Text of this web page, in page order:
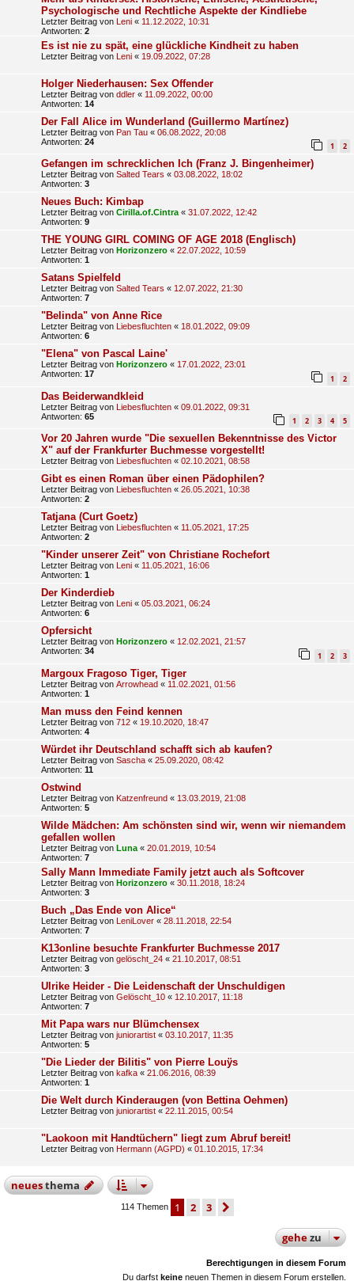
Psychologische und Rechtliche Aspekte der Kindliebe
Letzter Beitrag von Leni « 11.12.2022, 10:31
Antworten: 2
Es ist nie zu spät, eine glückliche Kindheit zu haben
Letzter Beitrag von Leni « 19.09.2022, 07:28
Holger Niederhausen: Sex Offender
Letzter Beitrag von ddler « 11.09.2022, 00:00
Antworten: 14
Der Fall Alice im Wunderland (Guillermo Martínez)
Letzter Beitrag von Pan Tau « 06.08.2022, 20:08
Antworten: 24 1 2
Gefangen im schrecklichen Ich (Franz J. Bingenheimer)
Letzter Beitrag von Salted Tears « 03.08.2022, 18:02
Antworten: 3
Neues Buch: Kimbap
Letzter Beitrag von Cirilla.of.Cintra « 31.07.2022, 12:42
Antworten: 9
THE YOUNG GIRL COMING OF AGE 2018 (Englisch)
Letzter Beitrag von Horizonzero « 22.07.2022, 10:59
Antworten: 1
Satans Spielfeld
Letzter Beitrag von Salted Tears « 12.07.2022, 21:30
Antworten: 7
"Belinda" von Anne Rice
Letzter Beitrag von Liebesfluchten « 18.01.2022, 09:09
Antworten: 6
"Elena" von Pascal Laine'
Letzter Beitrag von Horizonzero « 17.01.2022, 23:01
Antworten: 17 1 2
Das Beiderwandkleid
Letzter Beitrag von Liebesfluchten « 09.01.2022, 09:31
Antworten: 65 1 2 3 4 5
Vor 20 Jahren wurde "Die sexuellen Bekenntnisse des Victor
X" auf der Frankfurter Buchmesse vorgestellt!
Letzter Beitrag von Liebesfluchten « 02.10.2021, 08:58
Gibt es einen Roman über einen Pädophilen?
Letzter Beitrag von Liebesfluchten « 26.05.2021, 10:38
Antworten: 2
Tatjana (Curt Goetz)
Letzter Beitrag von Liebesfluchten « 11.05.2021, 17:25
Antworten: 2
"Kinder unserer Zeit" von Christiane Rochefort
Letzter Beitrag von Leni « 11.05.2021, 16:06
Antworten: 1
Der Kinderdieb
Letzter Beitrag von Leni « 05.03.2021, 06:24
Antworten: 6
Opfersicht
Letzter Beitrag von Horizonzero « 12.02.2021, 21:57
Antworten: 34 1 2 3
Margoux Fragoso Tiger, Tiger
Letzter Beitrag von Arrowhead « 11.02.2021, 01:56
Antworten: 1
Man muss den Feind kennen
Letzter Beitrag von 712 « 19.10.2020, 18:47
Antworten: 4
Würdet ihr Deutschland schafft sich ab kaufen?
Letzter Beitrag von Sascha « 25.09.2020, 08:42
Antworten: 11
Ostwind
Letzter Beitrag von Katzenfreund « 13.03.2019, 21:08
Antworten: 5
Wilde Mädchen: Am schönsten sind wir, wenn wir niemandem
gefallen wollen
Letzter Beitrag von Luna « 20.01.2019, 10:54
Antworten: 7
Sally Mann Immediate Family jetzt auch als Softcover
Letzter Beitrag von Horizonzero « 30.11.2018, 18:24
Antworten: 3
Buch „Das Ende von Alice“
Letzter Beitrag von LeniLover « 28.11.2018, 22:54
Antworten: 7
K13online besuchte Frankfurter Buchmesse 2017
Letzter Beitrag von gelöscht_24 « 21.10.2017, 08:51
Antworten: 3
Ulrike Heider - Die Leidenschaft der Unschuldigen
Letzter Beitrag von Gelöscht_10 « 12.10.2017, 11:18
Antworten: 7
Mit Papa wars nur Blümchensex
Letzter Beitrag von juniorartist « 03.10.2017, 11:35
Antworten: 5
"Die Lieder der Bilitis" von Pierre Louÿs
Letzter Beitrag von kafka « 21.06.2016, 08:39
Antworten: 1
Die Welt durch Kinderaugen (von Bettina Oehmen)
Letzter Beitrag von juniorartist « 22.11.2015, 00:54
"Laokoon mit Handtüchern" liegt zum Abruf bereit!
Letzter Beitrag von Hermann (AGPD) « 01.10.2015, 17:34
neuesthema
114 Themen 1 2 3
gehezu
Berechtigungen in diesem Forum
Du darfst keine neuen Themen in diesem Forum erstellen.